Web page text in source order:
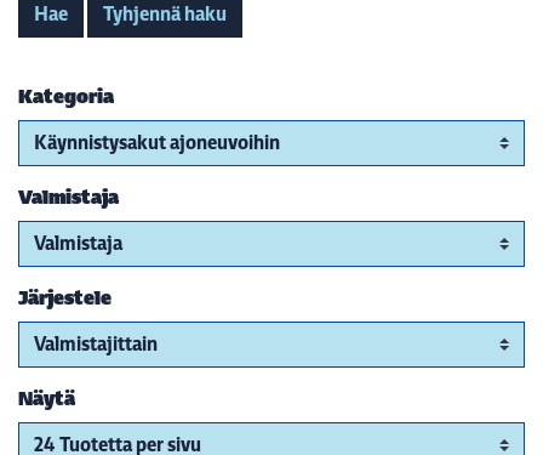
Hae Tyhjennä haku
Kategoria
Valmistaja
Järjestele
Näytä